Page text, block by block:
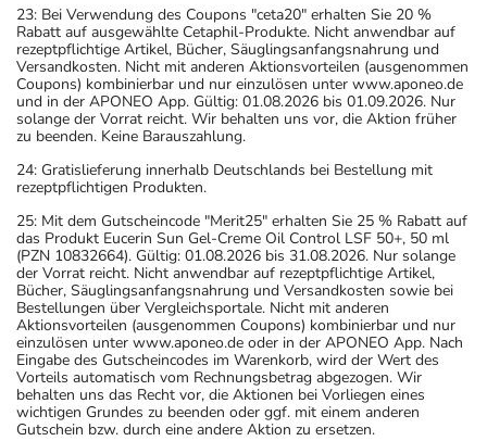
23: Bei Verwendung des Coupons "ceta20" erhalten Sie 20 %
Rabatt auf ausgewählte Cetaphil-Produkte. Nicht anwendbar auf
rezeptpflichtige Artikel, Bücher, Säuglingsanfangsnahrung und
Versandkosten. Nicht mit anderen Aktionsvorteilen (ausgenommen
Coupons) kombinierbar und nur einzulösen unter www.aponeo.de
und in der APONEO App. Gültig: 01.08.2026 bis 01.09.2026. Nur
solange der Vorrat reicht. Wir behalten uns vor, die Aktion früher
zu beenden. Keine Barauszahlung.
24: Gratislieferung innerhalb Deutschlands bei Bestellung mit
rezeptpflichtigen Produkten.
25: Mit dem Gutscheincode "Merit25" erhalten Sie 25 % Rabatt auf
das Produkt Eucerin Sun Gel-Creme Oil Control LSF 50+, 50 ml
(PZN 10832664). Gültig: 01.08.2026 bis 31.08.2026. Nur solange
der Vorrat reicht. Nicht anwendbar auf rezeptpflichtige Artikel,
Bücher, Säuglingsanfangsnahrung und Versandkosten sowie bei
Bestellungen über Vergleichsportale. Nicht mit anderen
Aktionsvorteilen (ausgenommen Coupons) kombinierbar und nur
einzulösen unter www.aponeo.de oder in der APONEO App. Nach
Eingabe des Gutscheincodes im Warenkorb, wird der Wert des
Vorteils automatisch vom Rechnungsbetrag abgezogen. Wir
behalten uns das Recht vor, die Aktionen bei Vorliegen eines
wichtigen Grundes zu beenden oder ggf. mit einem anderen
Gutschein bzw. durch eine andere Aktion zu ersetzen.